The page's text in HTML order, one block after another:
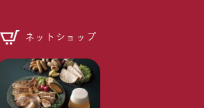
ネットショップ